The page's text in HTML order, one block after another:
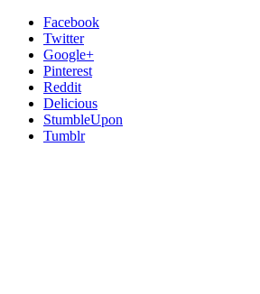
Facebook
Twitter
Google+
Pinterest
Reddit
Delicious
StumbleUpon
Tumblr